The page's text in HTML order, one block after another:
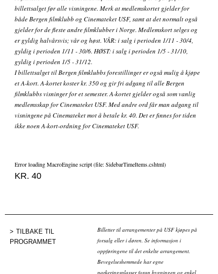
billettsalget før alle visningene. Merk at medlemskortet gjelder for
både Bergen filmklubb og Cinemateket USF, samt at det normalt også
gjelder for de fleste andre filmklubber i Norge. Medlemskort selges og
er gyldig halvårsvis; vår og høst. VÅR: i salg i perioden 1/11 - 30/4,
gyldig i perioden 1/11 - 30/6. HØST: i salg i perioden 1/5 - 31/10,
gyldig i perioden 1/5 - 31/12.
I billettsalget til Bergen filmklubbs forestillinger er også mulig å kjøpe
et A-kort. A-kortet koster kr. 350 og gir fri adgang til alle Bergen
filmklubbs visninger for et semester. A-kortet gjelder også som vanlig
medlemsskap for Cinemateket USF. Med andre ord får man adgang til
visningene på Cinemateket mot å betale kr. 40. Det er finnes for tiden
ikke noen A-kort-ordning for Cinemateket USF.
Error loading MacroEngine script (file: SidebarTimeItems.cshtml)
KR. 40
TILBAKE TIL
PROGRAMMET
Billetter til arrangementer på USF kjøpes på
forsalg eller i døren. Se informasjon i
oppføringene til det enkelte arrangement.
Bevegelseshemmede har egne
parkeringsplasser foran bygningen og enkel